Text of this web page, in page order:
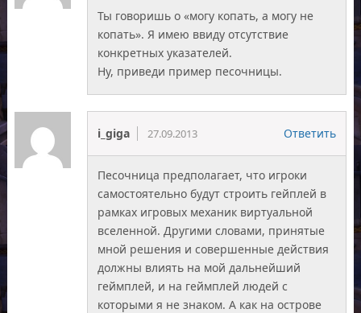
Ты говоришь о «могу копать, а могу не
копать». Я имею ввиду отсутствие
конкретных указателей.
Ну, приведи пример песочницы.
i_giga 27.09.2013 Ответить
Песочница предполагает, что игроки
самостоятельно будут строить гейплей в
рамках игровых механик виртуальной
вселенной. Другими словами, принятые
мной решения и совершенные действия
должны влиять на мой дальнейший
геймплей, и на геймплей людей с
которыми я не знаком. А как на острове